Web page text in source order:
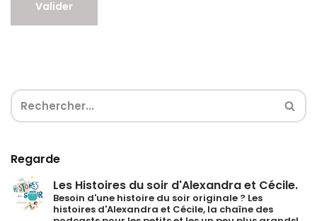
Regarde
Les Histoires du soir d'Alexandra et Cécile.
Besoin d'une histoire du soir originale ? Les
histoires d'Alexandra et Cécile, la chaîne des